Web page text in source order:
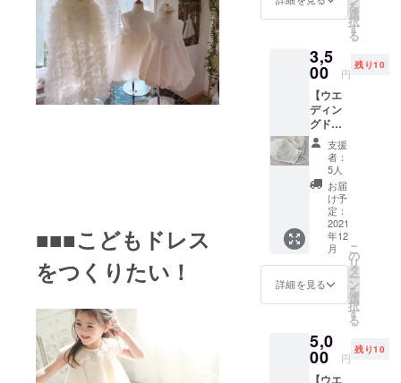
■■■こどもドレス
をつくりたい！
（白
色）】
gドレス
のアト
リエで1
つ1つ丁
寧に、
こだわ
りのあ
るレー
スコレ
クショ
ンの中
から製
作して
いま
す。 身
に着け
る、持
happy
な気持
ちに
を
選
択
す
る
3,5
00 円
残り10
【ウエ
ディン
グドレ
スの
レース
を使
い、手
作業で
刺繍さ
れた不
織布
2WAYマ
スク（1
枚、白
色）】
そのま
こと
も、不
織布マ
支援
者：
5人
お届
け予
定：
2021
年12
月
詳細を見る
こ
の
リ
タ
ー
ン
を
選
択
す
る
5,0
00 円
残り10
【ウエ